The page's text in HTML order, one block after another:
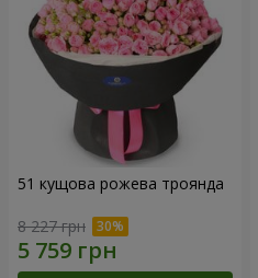
51 кущова рожева троянда
8 227 грн